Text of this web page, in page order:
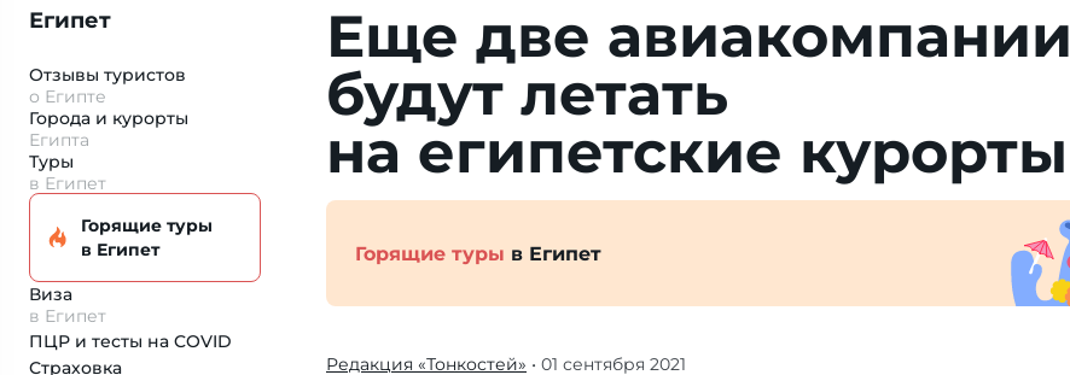
Египет
Отзывы туристов
о Египте
Города и курорты
Египта
Туры
в Египет
Горящие туры
в Египет
Виза
в Египет
ПЦР и тесты на COVID
Страховка
Еще две авиакомпании
будут летать
на египетские курорты
Горящие туры в Египет
Редакция «Тонкостей» • 01 сентября 2021